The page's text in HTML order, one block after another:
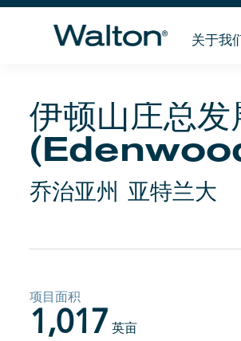
关于我们
伊顿山庄总发
乔治亚州 亚特兰大
项目面积
1,017 英亩